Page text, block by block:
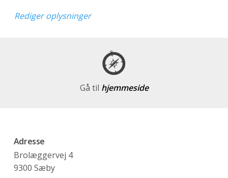
Rediger oplysninger
Gå til hjemmeside
Adresse
Brolæggervej 4
9300 Sæby